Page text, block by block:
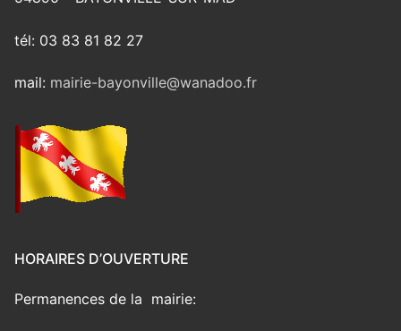
tél: 03 83 81 82 27
mail: mairie-bayonville@wanadoo.fr
HORAIRES D’OUVERTURE
Permanences de la mairie: